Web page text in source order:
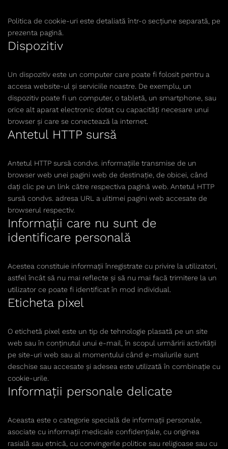
Politica de cookie-uri este detaliată într-o secțiune separată, pe
prezenta pagină.
Dispozitiv
Un dispozitiv este un computer care poate fi folosit pentru a
accesa website-ul și serviciile noastre. De exemplu, un
dispozitiv poate fi un computer, o tabletă, un smartphone, sau
orice alt aparat electronic dotat cu capacități necesare unui
browser și care se conectează la internet.
Antetul HTTP sursă
Antetul HTTP sursă condvs. informațiile transmise de un
browser web unei pagini web de destinație, de obicei, când
dați clic pe un link către respectiva pagină web. Antetul HTTP
sursă condvs. adresa URL a ultimei pagini web accesate de
browserul respectiv.
Informaţii care nu sunt de
identificare personală
Acestea constituie informaţii înregistrate cu privire la utilizatori,
astfel încât să nu mai reflecte şi să nu mai facă trimitere la un
utilizator ce poate fi identificat în mod individual.
Eticheta pixel
O etichetă pixel este un tip de tehnologie plasată pe un site
web sau în conţinutul unui e-mail, în scopul urmăririi activităţii
pe site-uri web sau al momentului când e-mailurile sunt
deschise sau accesate şi adesea este utilizată în combinaţie cu
cookie-urile.
Informaţii personale delicate
Aceasta este o categorie specială de informaţii personale,
asociate cu informaţii medicale confidenţiale, cu originea
rasială sau etnică, cu convingerile politice sau religioase sau cu